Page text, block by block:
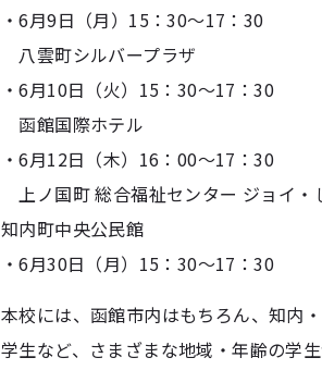
・6月9日（月）15：30～17：30
八雲町シルバープラザ
・6月10日（火）15：30～17：30
函館国際ホテル
・6月12日（木）16：00～17：30
上ノ国町 総合福祉センター ジョイ・
知内町中央公民館
・6月30日（月）15：30～17：30
本校には、函館市内はもちろん、知内
学生など、さまざまな地域・年齢の学生